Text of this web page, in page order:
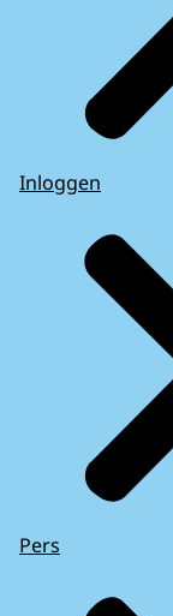
Inloggen
Pers